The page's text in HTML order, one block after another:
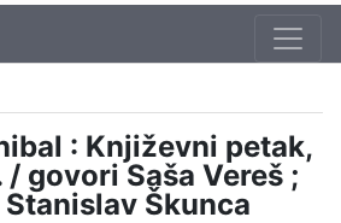
: Književni petak,
/ govori Saša Vereš ;
Škunca